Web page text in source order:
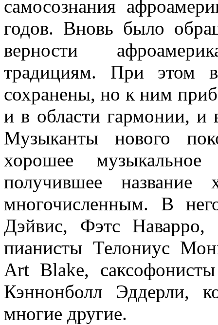
самосознания
годов. Вновь было
верности
традициям. При этом
сохранены, но к ним
и в области гармонии, и
Музыканты нового
хорошее
получившее название
многочисленным. В
Дэйвис, Фэтс
пианисты Телониус
Art Blake,
Кэннонболл Эддерли,
многие другие.